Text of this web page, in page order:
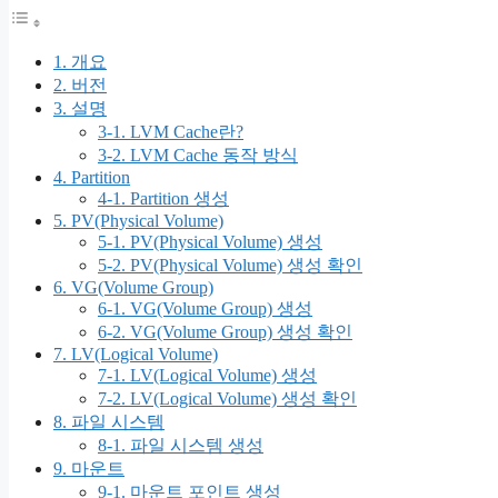
1. 개요
2. 버전
3. 설명
3-1. LVM Cache란?
3-2. LVM Cache 동작 방식
4. Partition
4-1. Partition 생성
5. PV(Physical Volume)
5-1. PV(Physical Volume) 생성
5-2. PV(Physical Volume) 생성 확인
6. VG(Volume Group)
6-1. VG(Volume Group) 생성
6-2. VG(Volume Group) 생성 확인
7. LV(Logical Volume)
7-1. LV(Logical Volume) 생성
7-2. LV(Logical Volume) 생성 확인
8. 파일 시스템
8-1. 파일 시스템 생성
9. 마운트
9-1. 마운트 포인트 생성